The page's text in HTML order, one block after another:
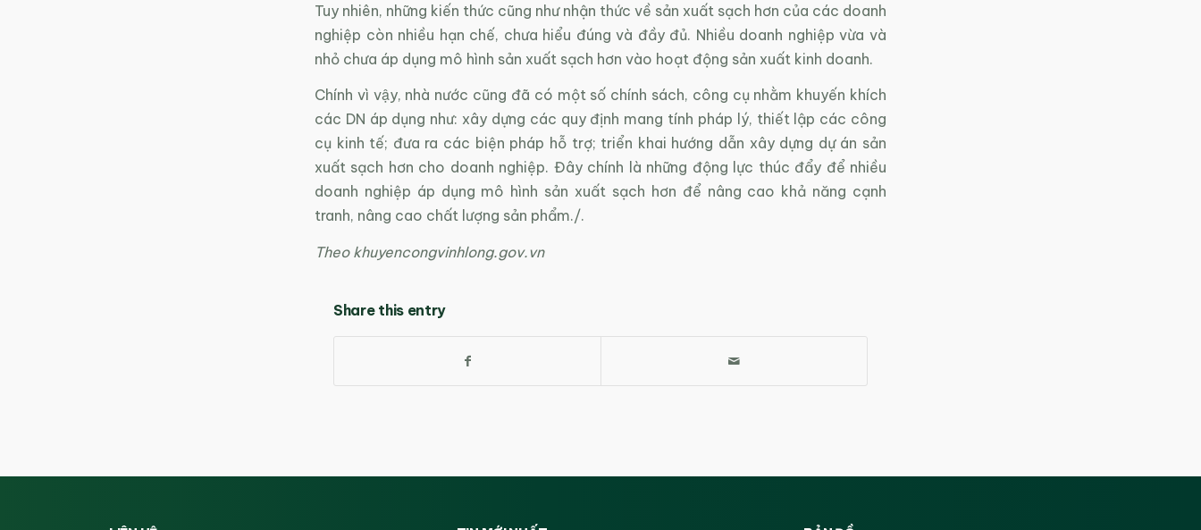
Tuy nhiên, những kiến thức cũng như nhận thức về sản xuất sạch hơn của các doanh
nghiệp còn nhiều hạn chế, chưa hiểu đúng và đầy đủ. Nhiều doanh nghiệp vừa và
nhỏ chưa áp dụng mô hình sản xuất sạch hơn vào hoạt động sản xuất kinh doanh.
Chính vì vậy, nhà nước cũng đã có một số chính sách, công cụ nhằm khuyến khích
các DN áp dụng như: xây dựng các quy định mang tính pháp lý, thiết lập các công
cụ kinh tế; đưa ra các biện pháp hỗ trợ; triển khai hướng dẫn xây dựng dự án sản
xuất sạch hơn cho doanh nghiệp. Đây chính là những động lực thúc đẩy để nhiều
doanh nghiệp áp dụng mô hình sản xuất sạch hơn để nâng cao khả năng cạnh
tranh, nâng cao chất lượng sản phẩm./.
Theo khuyencongvinhlong.gov.vn
Share this entry